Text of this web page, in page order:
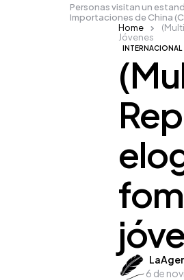
Personas visitan un
Importaciones de China
INTERNACIONAL
Posted
by
6 de
Home
Jóvenes